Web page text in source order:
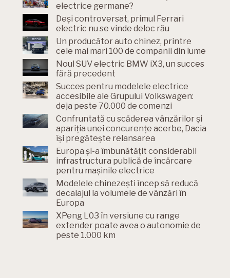
electrice germane?
Deși controversat, primul Ferrari
electric nu se vinde deloc rău
Un producător auto chinez, printre
cele mai mari 100 de companii din lume
Noul SUV electric BMW iX3, un succes
fără precedent
Succes pentru modelele electrice
accesibile ale Grupului Volkswagen:
deja peste 70.000 de comenzi
Confruntată cu scăderea vânzărilor și
apariția unei concurențe acerbe, Dacia
își pregătește relansarea
Europa și-a îmbunătățit considerabil
infrastructura publică de încărcare
pentru mașinile electrice
Modelele chinezești încep să reducă
decalajul la volumele de vânzări în
Europa
XPeng L03 în versiune cu range
extender poate avea o autonomie de
peste 1.000 km